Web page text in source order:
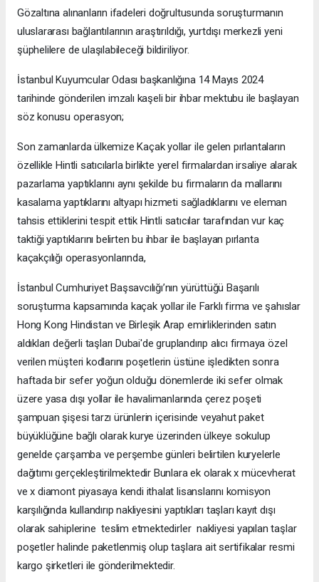
Gözaltına alınanların ifadeleri doğrultusunda soruşturmanın
uluslararası bağlantılarının araştırıldığı, yurtdışı merkezli yeni
şüphelilere de ulaşılabileceği bildiriliyor.
İstanbul Kuyumcular Odası başkanlığına 14 Mayıs 2024
tarihinde gönderilen imzalı kaşeli bir ihbar mektubu ile başlayan
söz konusu operasyon;
Son zamanlarda ülkemize Kaçak yollar ile gelen pırlantaların
özellikle Hintli satıcılarla birlikte yerel firmalardan irsaliye alarak
pazarlama yaptıklarını aynı şekilde bu firmaların da mallarını
kasalama yaptıklarını altyapı hizmeti sağladıklarını ve eleman
tahsis ettiklerini tespit ettik Hintli satıcılar tarafından vur kaç
taktiği yaptıklarını belirten bu ihbar ile başlayan pırlanta
kaçakçılığı operasyonlarında,
İstanbul Cumhuriyet Başsavcılığı’nın yürüttüğü Başarılı
soruşturma kapsamında kaçak yollar ile Farklı firma ve şahıslar
Hong Kong Hindistan ve Birleşik Arap emirliklerinden satın
aldıkları değerli taşları Dubai'de gruplandırıp alıcı firmaya özel
verilen müşteri kodlarını poşetlerin üstüne işledikten sonra
haftada bir sefer yoğun olduğu dönemlerde iki sefer olmak
üzere yasa dışı yollar ile havalimanlarında çerez poşeti
şampuan şişesi tarzı ürünlerin içerisinde veyahut paket
büyüklüğüne bağlı olarak kurye üzerinden ülkeye sokulup
genelde çarşamba ve perşembe günleri belirtilen kuryelerle
dağıtımı gerçekleştirilmektedir Bunlara ek olarak x mücevherat
ve x diamont piyasaya kendi ithalat lisanslarını komisyon
karşılığında kullandırıp nakliyesini yaptıkları taşları kayıt dışı
olarak sahiplerine teslim etmektedirler nakliyesi yapılan taşlar
poşetler halinde paketlenmiş olup taşlara ait sertifikalar resmi
kargo şirketleri ile gönderilmektedir.